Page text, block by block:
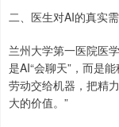
二、医生对AI的真实
兰州大学第一医院医
是AI“会聊天”，而是
劳动交给机器，把精
大的价值。”